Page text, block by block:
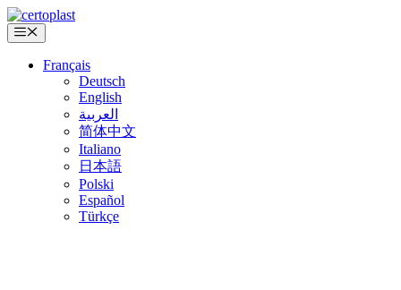
Aller
au
contenu
Menu
Français
Deutsch
English
العربية
简体中文
Italiano
日本語
Polski
Español
Türkçe